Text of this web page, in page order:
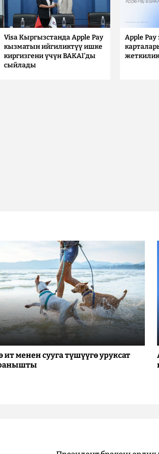
Visa Кыргызстанда Apple Pay
кызматын ийгиликтүү ишке
киргизгени үчүн BAKAI'ды
сыйлады
Apple
менен сууга түшүүгө уруксат